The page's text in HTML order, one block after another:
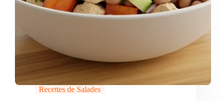
Recettes de Salades